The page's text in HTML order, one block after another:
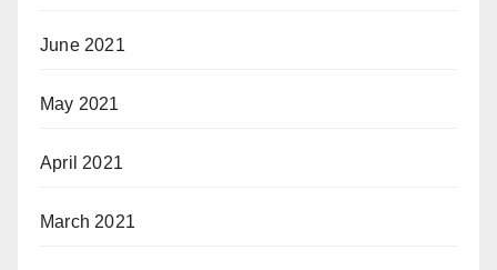
June 2021
May 2021
April 2021
March 2021